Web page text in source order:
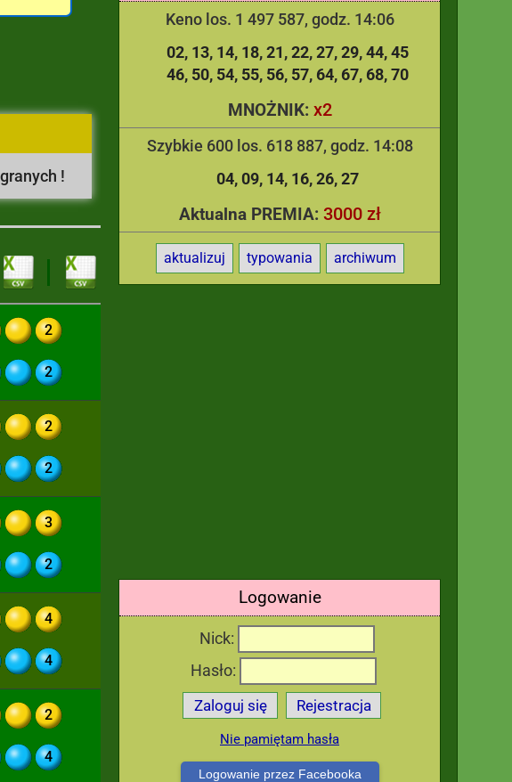
Keno los. 1 497 587, godz. 14:06
02 13 14 18 21 22 27 29 44 45
46 50 54 55 56 57 64 67 68 70
MNOŻNIK: x2
Szybkie 600 los. 618 887, godz. 14:08
04 09 14 16 26 27
Aktualna PREMIA: 3000 zł
aktualizuj typowania archiwum
Logowanie
Nick:
Hasło:
Zaloguj się Rejestracja
Nie pamiętam hasła
Logowanie przez Facebooka
!
2
2
2
2
3
2
4
4
2
4